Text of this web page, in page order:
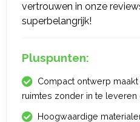
vertrouwen in onze
superbelangrijk!
Pluspunten:
Compact ontwerp
ruimtes zonder in te leveren
Hoogwaardige